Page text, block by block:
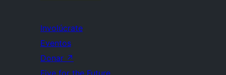
Involúcrate
Eventos
Donar ↗
Five for the Future